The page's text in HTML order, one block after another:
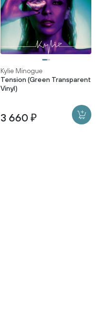
Kylie Minogue
Tension (Green Transparent
Vinyl)
3 660 ₽